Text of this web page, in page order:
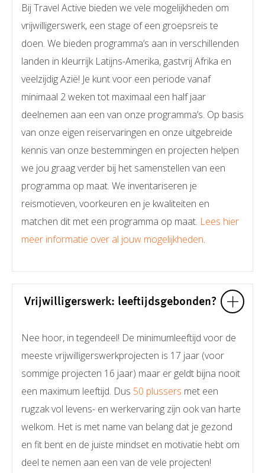
Bij Travel Active bieden we vele mogelijkheden om
vrijwilligerswerk, een stage of een groepsreis te
doen. We bieden programma’s aan in verschillenden
landen in kleurrijk Latijns-Amerika, gastvrij Afrika en
veelzijdig Azië! Je kunt voor een periode vanaf
minimaal 2 weken tot maximaal een half jaar
deelnemen aan een van onze programma’s. Op basis
van onze eigen reiservaringen en onze uitgebreide
kennis van onze bestemmingen en projecten helpen
we jou graag verder bij het samenstellen van een
programma op maat. We inventariseren je
reismotieven, voorkeuren en je kwaliteiten en
matchen dit met een programma op maat. Lees hier
meer informatie over al jouw mogelijkheden.
Vrijwilligerswerk: leeftijdsgebonden?
Nee hoor, in tegendeel! De minimumleeftijd voor de
meeste vrijwilligerswerkprojecten is 17 jaar (voor
sommige projecten 16 jaar) maar er geldt bijna nooit
een maximum leeftijd. Dus 50 plussers met een
rugzak vol levens- en werkervaring zijn ook van harte
welkom. Het is met name van belang dat je gezond
en fit bent en de juiste mindset en motivatie hebt om
deel te nemen aan een van de vele projecten!